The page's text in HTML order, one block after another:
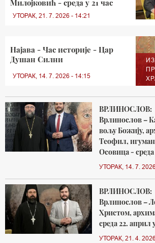
Милојковић - среда у 21 час
УТОРАК, 21. 7. 2026 - 14:21
Најава - Час историје - Цар
Душан Силни
УТОРАК, 14. 7. 2026 - 14:15
ВРЛИНОСЛОВ:
Врлинослов –
вољу Божију,
Теофил,
Осовица - среда
УТОРАК, 14. 7.
ВРЛИНОСЛОВ:
Врлинослов –
Христом,
среда 22. април
УТОРАК, 21. 4.